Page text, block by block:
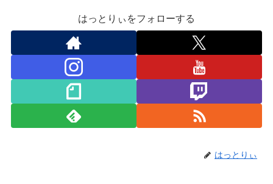
はっとりぃをフォローする
はっとりぃ